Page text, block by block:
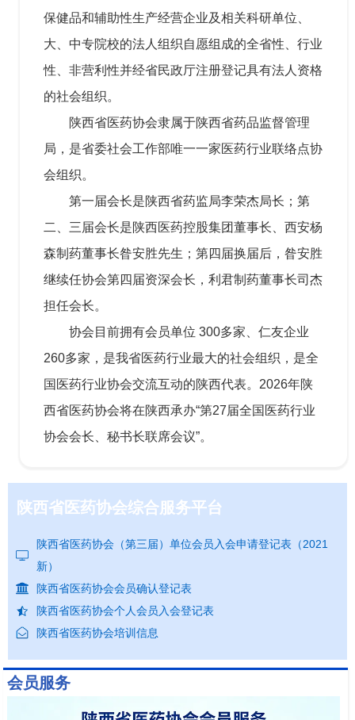
保健品和辅助性生产经营企业及相关科研单位、
大、中专院校的法人组织自愿组成的全省性、行业
性、非营利性并经省民政厅注册登记具有法人资格
的社会组织。
陕西省医药协会隶属于陕西省药品监督管理
局，是省委社会工作部唯一一家医药行业联络点协
会组织。
第一届会长是陕西省药监局李荣杰局长；第
二、三届会长是陕西医药控股集团董事长、西安杨
森制药董事长昝安胜先生；第四届换届后，昝安胜
继续任协会第四届资深会长，利君制药董事长司杰
担任会长。
协会目前拥有会员单位 300多家、仁友企业
260多家，是我省医药行业最大的社会组织，是全
国医药行业协会交流互动的陕西代表。2026年陕
西省医药协会将在陕西承办“第27届全国医药行业
协会会长、秘书长联席会议”。
陕西省医药协会综合服务平台
陕西省医药协会（第三届）单位会员入会申请登记表（2021
新）
陕西省医药协会会员确认登记表
陕西省医药协会个人会员入会登记表
陕西省医药协会培训信息
会员服务